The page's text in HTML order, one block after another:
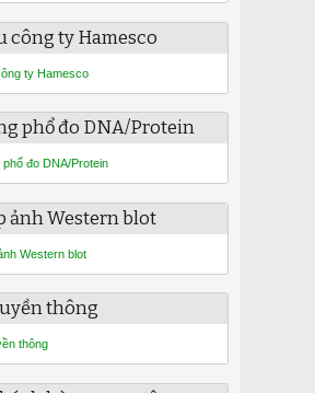
công ty Hamesco
phổ đo DNA/Protein
ảnh Western blot
thông